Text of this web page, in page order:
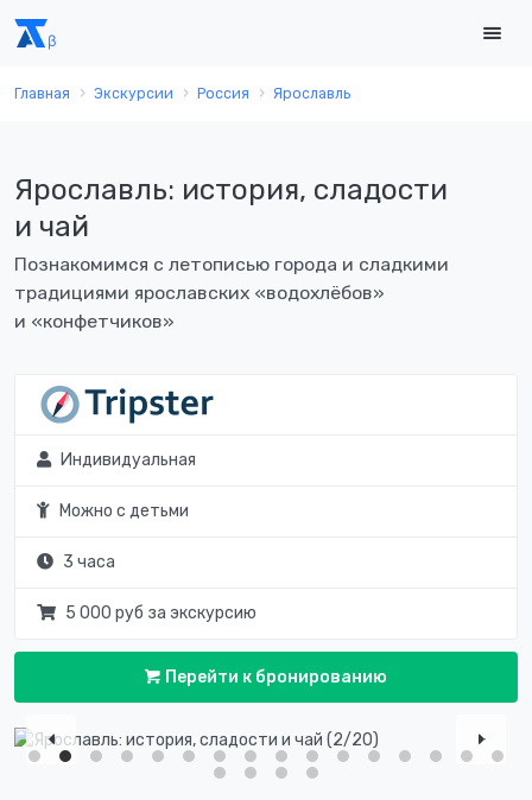
Главная Экскурсии Россия Ярославль
Ярославль: история, сладости
и чай
Познакомимся с летописью города и сладкими
традициями ярославских «водохлёбов»
и «конфетчиков»
Индивидуальная
Можно с детьми
3 часа
5 000 руб за экскурсию
Перейти к бронированию